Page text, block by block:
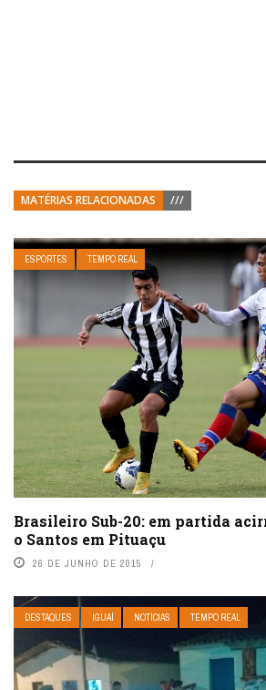
MATÉRIAS RELACIONADAS ///
ESPORTES TEMPO REAL
Brasileiro Sub-20: em partida
o Santos em Pituaçu
26 DE JUNHO DE 2015
DESTAQUES IGUAÍ NOTÍCIAS TEMPO REAL